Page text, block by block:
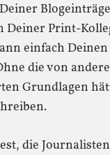
Deiner Print-
einfach
die von
Grundlagen
die